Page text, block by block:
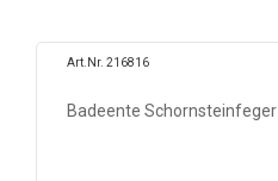
Art.Nr. 216816
Badeente Schornsteinfeger